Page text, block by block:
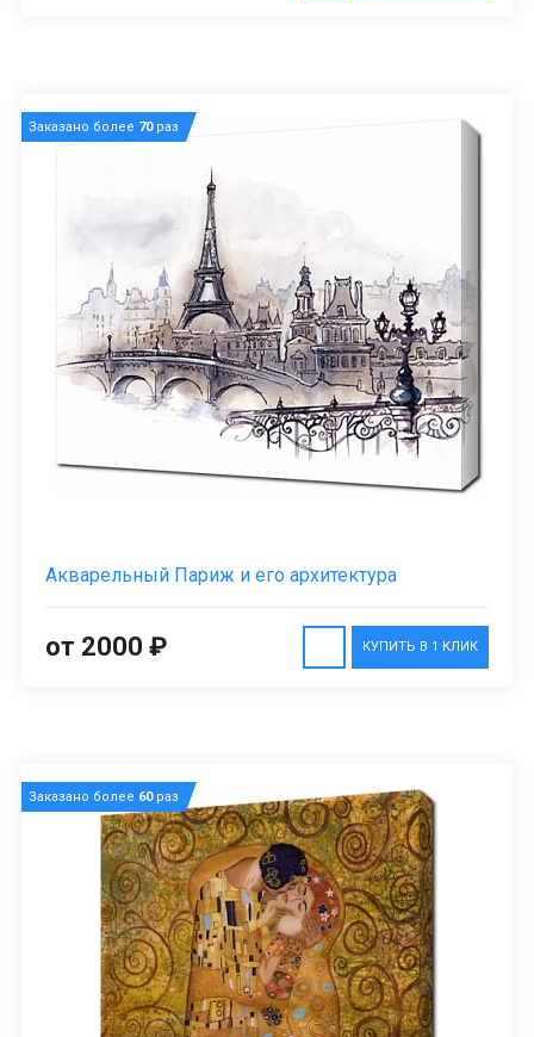
Заказано более 70раз
Акварельный Париж и его архитектура
КУПИТЬ В 1 КЛИК
от 2000 ₽
Заказано более 60раз